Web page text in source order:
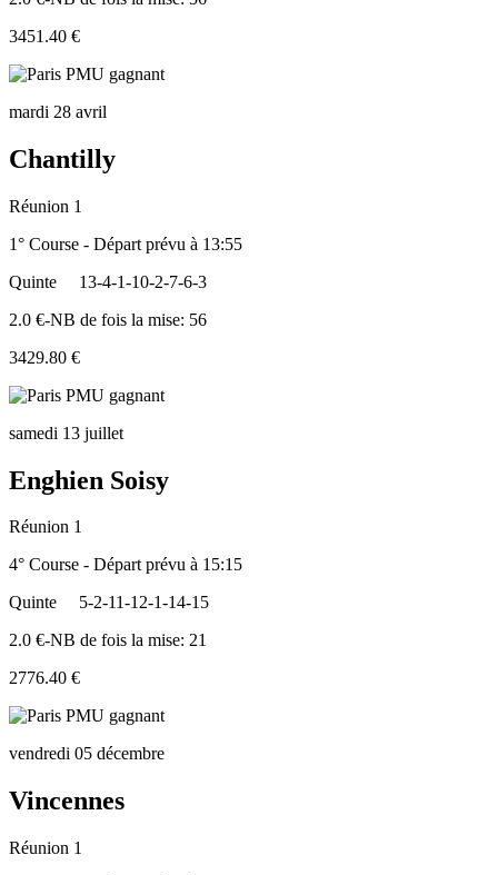
3451.40 €
mardi 28 avril
Chantilly
Réunion 1
1° Course - Départ prévu à 13:55
Quinte
13-4-1-10-2-7-6-3
2.0 €-NB de fois la mise: 56
3429.80 €
samedi 13 juillet
Enghien Soisy
Réunion 1
4° Course - Départ prévu à 15:15
Quinte
5-2-11-12-1-14-15
2.0 €-NB de fois la mise: 21
2776.40 €
vendredi 05 décembre
Vincennes
Réunion 1